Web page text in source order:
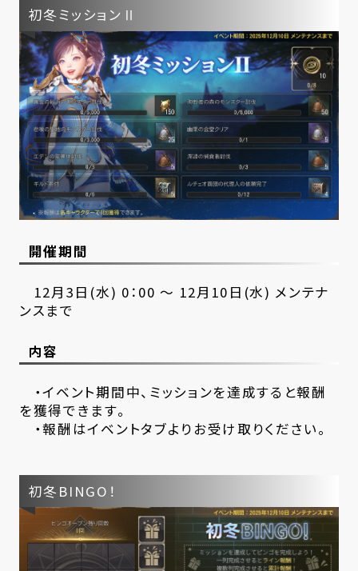
初冬ミッションⅡ
開催期間
12月3日(水) 0：00 ～ 12月10日(水) メンテナ
ンスまで
内容
・イベント期間中、ミッションを達成すると報酬
を獲得できます。
・報酬はイベントタブよりお受け取りください。
初冬BINGO！